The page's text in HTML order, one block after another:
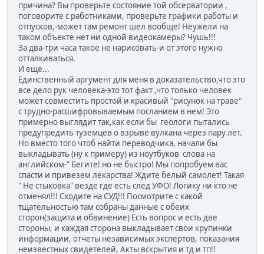
причина? Вы проверьте состояние той обсерватории ,
поговорите с работниками, проверьте графики работы и
отпусков,-может там ремонт шел вообще! Неужели на
таком объекте нет ни одной видеокамеры? Чушь!!!
За два-три часа такое не нарисовать-и от этого нужно
отталкиваться.
И еще...
Единственный аргумент для меня в доказательство,что это
все дело рук человека-это тот факт ,что только человек
может совместить простой и красивый "рисунок на траве"
с трудно-расшифровываемым посланием в нем! Это
примерно выглядит так,как если бы геологи пытались
предупредить туземцев о взрыве вулкана через пару лет.
Но вместо того чтоб найти переводчика, начали бы
выкладывать (ну к примеру) из ноутбуков слова на
английском-" Бегите! но не быстро! Мы попробуем вас
спасти и привезем лекарства! Ждите белый самолет! Такая
" Не стыковка" везде где есть след УФО! Логику ни кто не
отменял!!! Сходите на СУД!!! Посмотрите с какой
тщательностью там собраны данные с обеих
сторон(защита и обвинение) Есть вопрос и есть две
стороны, и каждая сторона выкладывает свои крупинки
информации, отчеты независимых экспертов, показания
неизвестных свидетелей, Акты вскрытия и тд и тп!!